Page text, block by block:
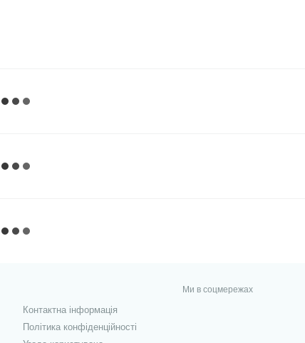
Контактна інформація
Політика конфіденційності
Ми в соцмережах